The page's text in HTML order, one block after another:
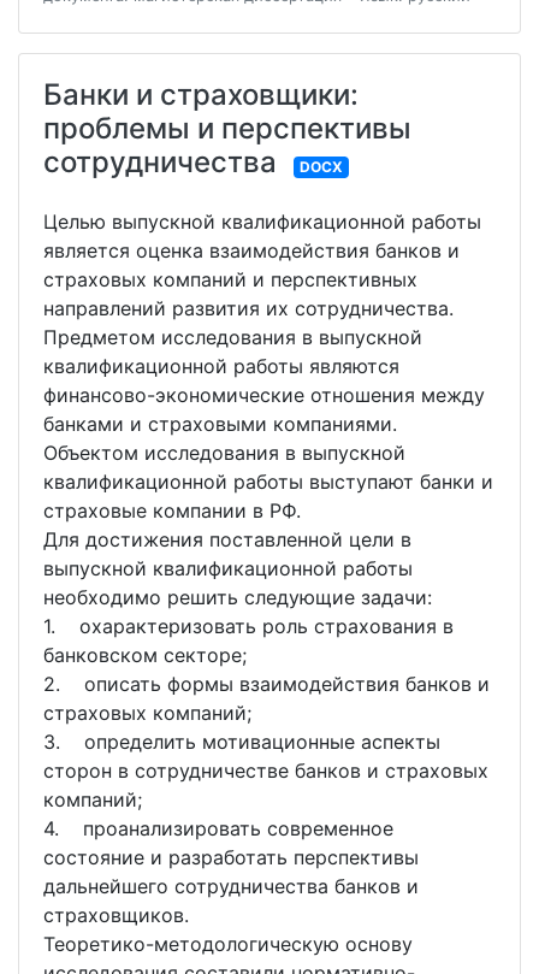
Банки и страховщики:
проблемы и перспективы
сотрудничества
DOCX
Целью выпускной квалификационной работы
является оценка взаимодействия банков и
страховых компаний и перспективных
направлений развития их сотрудничества.
Предметом исследования в выпускной
квалификационной работы являются
финансово-экономические отношения между
банками и страховыми компаниями.
Объектом исследования в выпускной
квалификационной работы выступают банки и
страховые компании в РФ.
Для достижения поставленной цели в
выпускной квалификационной работы
необходимо решить следующие задачи:
1. охарактеризовать роль страхования в
банковском секторе;
2. описать формы взаимодействия банков и
страховых компаний;
3. определить мотивационные аспекты
сторон в сотрудничестве банков и страховых
компаний;
4. проанализировать современное
состояние и разработать перспективы
дальнейшего сотрудничества банков и
страховщиков.
Теоретико-методологическую основу